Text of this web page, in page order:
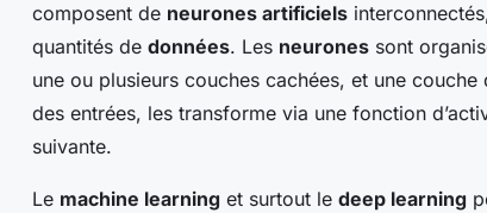
composent de neurones artificiels
quantités de données. Les neurones sont
une ou plusieurs couches cachées, et une
des entrées, les transforme via une fonction
suivante.
Le machine learning et surtout le deep learning